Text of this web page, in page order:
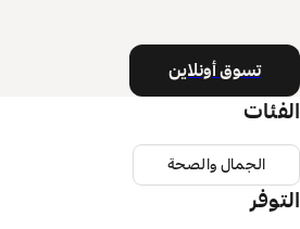
تسوق أونلاين
الفئات
الجمال والصحة
التوفر